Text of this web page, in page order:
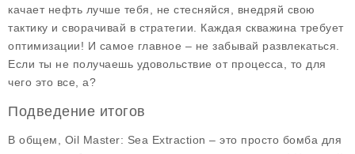
качает нефть лучше тебя, не стесняйся, внедряй свою
тактику и сворачивай в стратегии. Каждая скважина требует
оптимизации! И самое главное – не забывай развлекаться.
Если ты не получаешь удовольствие от процесса, то для
чего это все, а?
Подведение итогов
В общем, Oil Master: Sea Extraction – это просто бомба для